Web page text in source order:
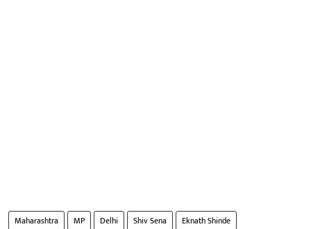
Maharashtra MP Delhi Shiv Sena
Eknath Shinde